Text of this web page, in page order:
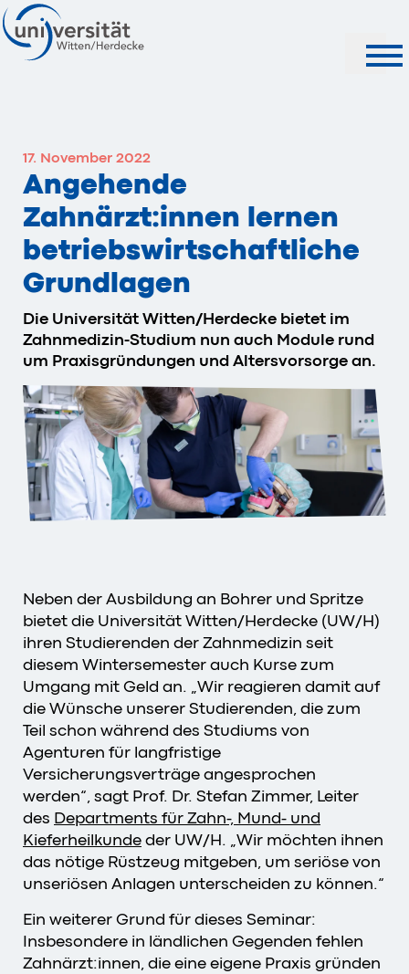
17. November 2022
Angehende
Zahnärzt:innen lernen
betriebswirtschaftliche
Grundlagen
Die Universität Witten/Herdecke bietet im
Zahnmedizin-Studium nun auch Module rund
um Praxisgründungen und Altersvorsorge an.
Neben der Ausbildung an Bohrer und Spritze
bietet die Universität Witten/Herdecke (UW/H)
ihren Studierenden der Zahnmedizin seit
diesem Wintersemester auch Kurse zum
Umgang mit Geld an. „Wir reagieren damit auf
die Wünsche unserer Studierenden, die zum
Teil schon während des Studiums von
Agenturen für langfristige
Versicherungsverträge angesprochen
werden“, sagt Prof. Dr. Stefan Zimmer, Leiter
des Departments für Zahn-, Mund- und
Kieferheilkunde der UW/H. „Wir möchten ihnen
das nötige Rüstzeug mitgeben, um seriöse von
unseriösen Anlagen unterscheiden zu können.“
Ein weiterer Grund für dieses Seminar:
Insbesondere in ländlichen Gegenden fehlen
Zahnärzt:innen, die eine eigene Praxis gründen